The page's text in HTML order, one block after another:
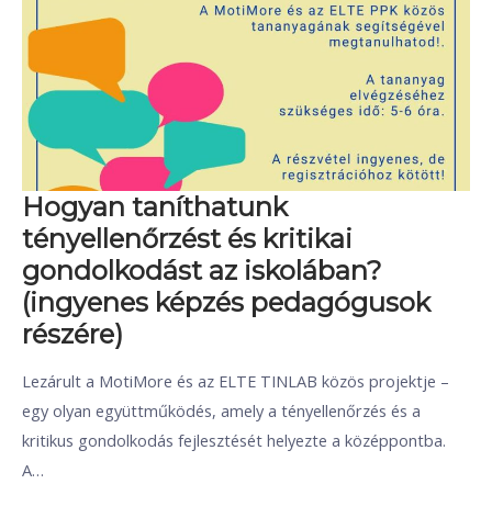
Hogyan taníthatunk
tényellenőrzést és kritikai
gondolkodást az iskolában?
(ingyenes képzés pedagógusok
részére)
Lezárult a MotiMore és az ELTE TINLAB közös projektje –
egy olyan együttműködés, amely a tényellenőrzés és a
kritikus gondolkodás fejlesztését helyezte a középpontba.
A…